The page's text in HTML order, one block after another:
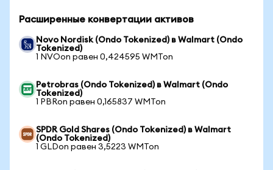
Расширенные конвертации активов
Novo Nordisk (Ondo Tokenized) в Walmart (Ondo
Tokenized)
1 NVOon равен 0,424595 WMTon
Petrobras (Ondo Tokenized) в Walmart (Ondo
Tokenized)
1 PBRon равен 0,165837 WMTon
SPDR Gold Shares (Ondo Tokenized) в Walmart
(Ondo Tokenized)
1 GLDon равен 3,5223 WMTon